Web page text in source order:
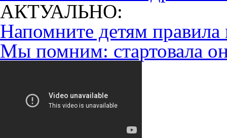
АКТУАЛЬНО:
Напомните детям правила
Мы помним: стартовала